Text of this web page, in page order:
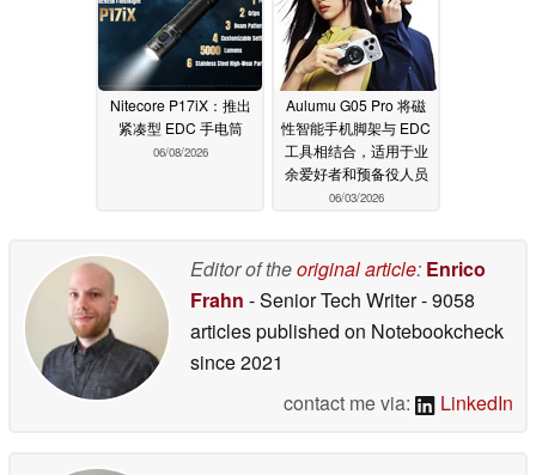
Nitecore P17iX：推出
紧凑型 EDC 手电筒
06/08/2026
Aulumu G05 Pro 将磁
性智能手机脚架与 EDC
工具相结合，适用于业
余爱好者和预备役人员
06/03/2026
Editor of theoriginal article: Enrico
Frahn - Senior Tech Writer- 9058
articles published on Notebookcheck
since 2021
contact me via:
LinkedIn